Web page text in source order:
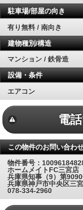
駐車場/部屋の向き
有り無料 / 南向き
建物種別/構造
マンション / 鉄骨造
設備・条件
エアコン
電
この物件のお問い合わ
物件番号：
ホームメイトFC三宮店
兵庫県知事（9）第
兵庫県神戸市中央区三
078-334-2960